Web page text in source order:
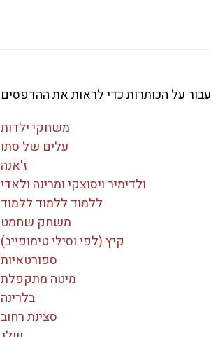
עבור על הכותרות כדי לראות את ההדפסים
משחקי ילדות
עלים של סתו
ז'אנה
ולדימיר ויסוצקי ומרינה ולאדי
ללמוד ללמוד ללמוד
משחק שחמט
קיץ (לפי וסילי טימופייב)
ספורטאיות
מיטה מתקפלת
בלרינה
סצינת רחוב